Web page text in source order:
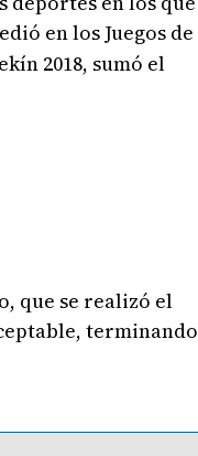
en los Juegos de
2018, sumó el
que se realizó el
terminando